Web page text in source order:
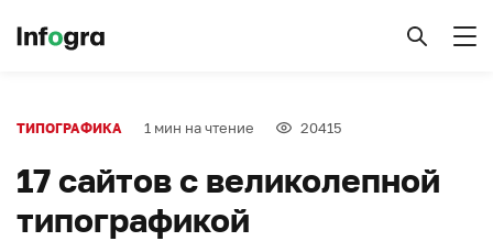
ТИПОГРАФИКА 1 мин на чтение 20415
17 сайтов с великолепной
типографикой